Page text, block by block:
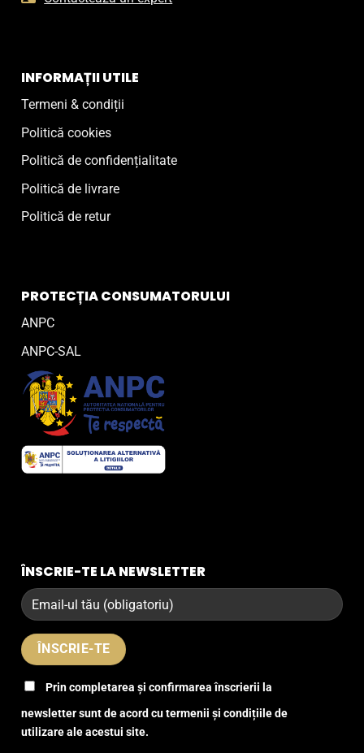
INFORMAȚII UTILE
Termeni & condiții
Politică cookies
Politică de confidențialitate
Politică de livrare
Politică de retur
PROTECȚIA CONSUMATORULUI
ANPC
ANPC-SAL
ÎNSCRIE-TE LA NEWSLETTER
Prin completarea și confirmarea înscrierii la
newsletter sunt de acord cu termenii și condițiile de
utilizare ale acestui site.